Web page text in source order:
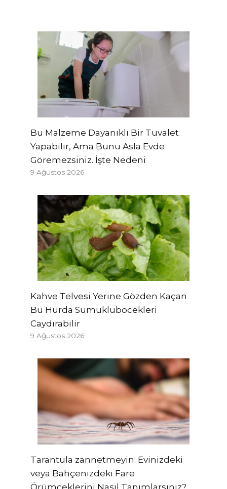
Bu Malzeme Dayanıklı Bir Tuvalet
Yapabilir, Ama Bunu Asla Evde
Göremezsiniz. İşte Nedeni
9 Ağustos 2026
Kahve Telvesi Yerine Gözden Kaçan
Bu Hurda Sümüklüböcekleri
Caydırabilir
9 Ağustos 2026
Tarantula zannetmeyin: Evinizdeki
veya Bahçenizdeki Fare